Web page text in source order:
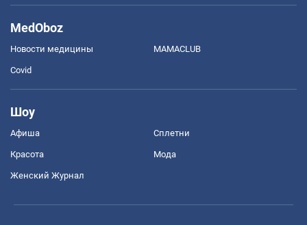
MedOboz
Новости медицины MAMACLUB
Covid
Шоу
Афиша Сплетни
Красота Мода
Женский Журнал